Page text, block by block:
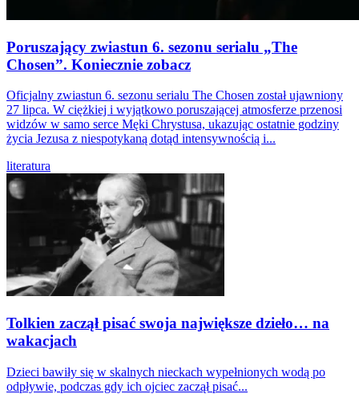
Poruszający zwiastun 6. sezonu serialu „The
Chosen”. Koniecznie zobacz
Oficjalny zwiastun 6. sezonu serialu The Chosen został ujawniony
27 lipca. W ciężkiej i wyjątkowo poruszającej atmosferze przenosi
widzów w samo serce Męki Chrystusa, ukazując ostatnie godziny
życia Jezusa z niespotykaną dotąd intensywnością i...
literatura
Tolkien zaczął pisać swoja największe dzieło… na
wakacjach
Dzieci bawiły się w skalnych nieckach wypełnionych wodą po
odpływie, podczas gdy ich ojciec zaczął pisać...